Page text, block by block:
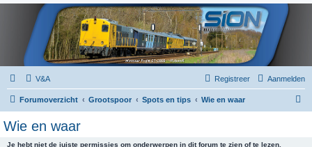
V&A Aanmelden
Registreer
Forumoverzicht Grootspoor Spots en tips Wie en waar
Wie en waar
Je hebt niet de juiste permissies om onderwerpen in dit forum te zien of te lezen.